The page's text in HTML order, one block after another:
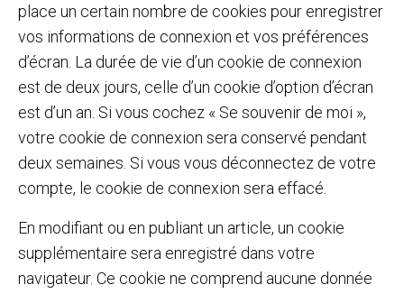
place un certain nombre de cookies pour enregistrer
vos informations de connexion et vos préférences
d’écran. La durée de vie d’un cookie de connexion
est de deux jours, celle d’un cookie d’option d’écran
est d’un an. Si vous cochez « Se souvenir de moi »,
votre cookie de connexion sera conservé pendant
deux semaines. Si vous vous déconnectez de votre
compte, le cookie de connexion sera effacé.
En modifiant ou en publiant un article, un cookie
supplémentaire sera enregistré dans votre
navigateur. Ce cookie ne comprend aucune donnée